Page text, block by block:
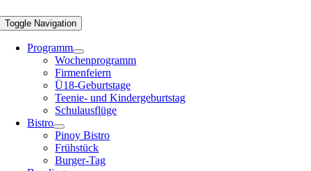
Toggle Navigation
Programm
Wochenprogramm
Firmenfeiern
Ü18-Geburtstage
Teenie- und Kindergeburtstag
Schulausflüge
Bistro
Pinoy Bistro
Frühstück
Burger-Tag